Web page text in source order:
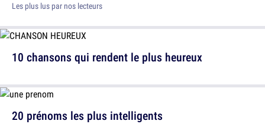
Les plus lus par nos lecteurs
10 chansons qui rendent le plus heureux
20 prénoms les plus intelligents